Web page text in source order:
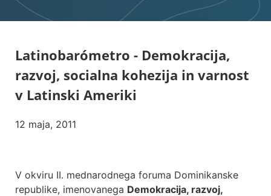
Latinobarómetro - Demokracija,
razvoj, socialna kohezija in varnost
v Latinski Ameriki
12 maja, 2011
V okviru II. mednarodnega foruma Dominikanske
republike, imenovanega Demokracija, razvoj,